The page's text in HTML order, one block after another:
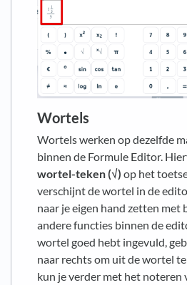
Wortels
Wortels werken op dezelfde
binnen de Formule Editor.
wortel-teken (√) op het
verschijnt de wortel in de
naar je eigen hand zetten met
andere functies binnen de
wortel goed hebt ingevuld,
naar rechts om uit de wortel
kun je verder met het noteren